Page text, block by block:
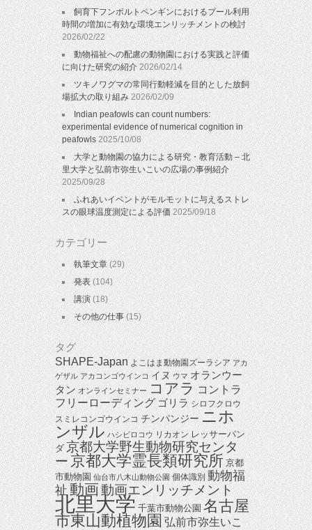
飼育下フンボルトペンギンにおけるプール利用
時間の増加に有効な環境エンリッチメントの検討
2026/02/22
動物福祉への配慮の動物園における実践と評価
に向けた研究の紹介 2026/02/14
ツキノワグマの常同行動軽減を目的とした放飼
場拡大の取り組み 2026/02/09
Indian peafowls can count numbers:
experimental evidence of numerical cognition in
peafowls 2025/10/08
大学と動物園の協力による研究・教育活動 – 北
里大学と弘前市弥生いこいの広場の事例紹介
2025/09/28
ふれあいイベントがモルモットに与えるストレ
スの眼球温度測定による評価 2025/09/18
カテゴリー
執筆文章(29)
発表 (104)
講演(18)
その他の仕事(15)
タグ
SHAPE-Japan よこはま動物園ズーラシア アカ
ゲザル アカコンゴウインコ イヌ ウマ オランウー
タン オンラインセミナー コアラ コントラ
フリーローディングゴリラ シロフクロウ
スミレコンゴウインコ チンパンジー ニホ
ンザル ハシビロコウ リカオン レッサーパン
ダ 京都大学野生動物研究センタ
ー京都大学霊長類研究所 京都
市動物園 仙台市八木山動物公園 個体識別 動物福
祉動画動画エンリッチメント
北里大学 千葉市動物公園 名古屋
市東山動植物園 弘前市弥生いこ